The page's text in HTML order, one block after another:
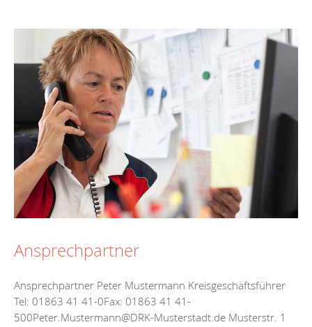
Ansprechpartner
Ansprechpartner Peter Mustermann Kreisgeschäftsführer
Tel: 01863 41 41-0Fax: 01863 41 41-
500Peter.Mustermann@DRK-Musterstadt.de Musterstr. 1